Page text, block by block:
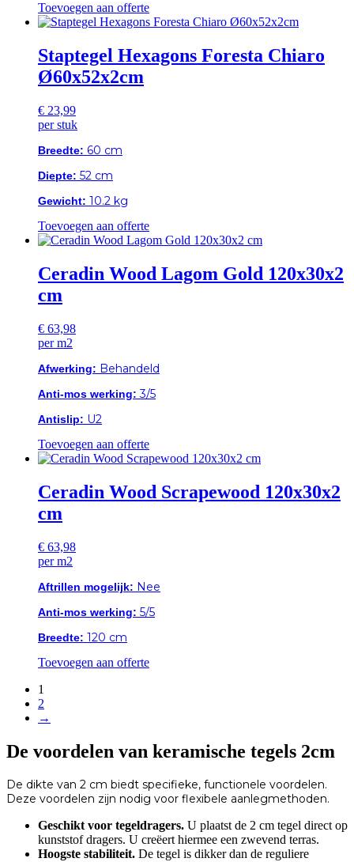
Toevoegen aan offerte
Staptegel Hexagons Foresta Chiaro
Ø60x52x2cm
€ 23,99
per stuk
Breedte: 60 cm
Diepte: 52 cm
Gewicht: 10.2 kg
Toevoegen aan offerte
Ceradin Wood Lagom Gold 120x30x2
cm
€ 63,98
per m2
Afwerking: Behandeld
Anti-mos werking: 3/5
Antislip: U2
Toevoegen aan offerte
Ceradin Wood Scrapewood 120x30x2
cm
€ 63,98
per m2
Aftrillen mogelijk: Nee
Anti-mos werking: 5/5
Breedte: 120 cm
Toevoegen aan offerte
1
2
→
De voordelen van keramische tegels 2cm
De dikte van 2 cm biedt specifieke, functionele voordelen.
Deze voordelen zijn nodig voor flexibele aanlegmethoden.
Geschikt voor tegeldragers. U plaatst de 2 cm tegel direct op
kunststof dragers. U creëert hiermee een zwevend terras.
Hoogste stabiliteit. De tegel is dikker dan de reguliere